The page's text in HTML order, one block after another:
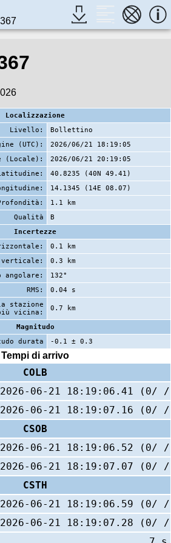
Localizzazione
Livello:
Bollettino
(UTC):
2026/06/21 18:19:05
(Locale):
2026/06/21 20:19:05
40.8235 (40N 49.41)
14.1345 (14E 08.07)
1.1 km
Qualità
B
Incertezze
0.1 km
verticale:
0.3 km
angolare:
132°
RMS:
0.04 s
stazione
vicina:
0.7 km
Magnitudo
durata
-0.1 ± 0.3
Tempi di arrivo
COLB
2026-06-21 18:19:06.41 (0/
2026-06-21 18:19:07.16 (0/
CSOB
2026-06-21 18:19:06.52 (0/
2026-06-21 18:19:07.07 (0/
CSTH
2026-06-21 18:19:06.59 (0/
2026-06-21 18:19:07.28 (0/